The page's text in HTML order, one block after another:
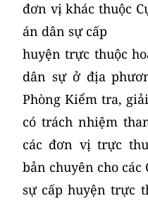
đơn vị khác thuộc
án dân sự cấp
huyện trực thuộc
dân sự ở địa
Phòng Kiểm tra,
có trách nhiệm
các đơn vị trực
bản chuyên cho
sự cấp huyện trực